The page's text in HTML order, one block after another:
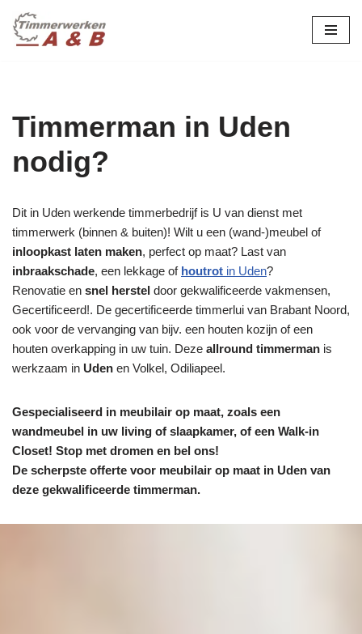
Ga
Timmerman in Uden
nodig?
Dit in Uden werkende timmerbedrijf is U van dienst met
timmerwerk (binnen & buiten)! Wilt u een (wand-)meubel of
inloopkast laten maken, perfect op maat? Last van
inbraakschade, een lekkage of houtrot in Uden?
Renovatie en snel herstel door gekwalificeerde vakmensen,
Gecertificeerd!. De gecertificeerde timmerlui van Brabant Noord,
ook voor de vervanging van bijv. een houten kozijn of een
houten overkapping in uw tuin. Deze allround timmerman is
werkzaam in Uden en Volkel, Odiliapeel.
Gespecialiseerd in meubilair op maat, zoals een
wandmeubel in uw living of slaapkamer, of een Walk-in
Closet! Stop met dromen en bel ons!
De scherpste offerte voor meubilair op maat in Uden van
deze gekwalificeerde timmerman.